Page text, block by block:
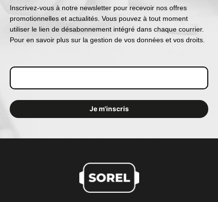
Inscrivez-vous à notre newsletter pour recevoir nos offres
promotionnelles et actualités. Vous pouvez à tout moment
utiliser le lien de désabonnement intégré dans chaque courrier.
Pour en savoir plus sur la gestion de vos données et vos droits.